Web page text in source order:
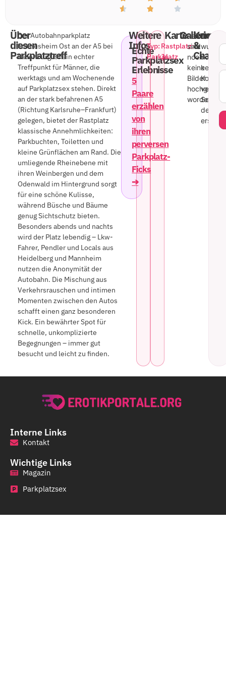
Über
diesen
Parkplatztreff
Der Autobahnparkplatz
Schriesheim Ost an der A5 bei
Ladenburg ist ein echter
Treffpunkt für Männer, die
werktags und am Wochenende
auf Parkplatzsex stehen. Direkt
an der stark befahrenen A5
(Richtung Karlsruhe–Frankfurt)
gelegen, bietet der Rastplatz
klassische Annehmlichkeiten:
Parkbuchten, Toiletten und
kleine Grünflächen am Rand. Die
umliegende Rheinebene mit
ihren Weinbergen und dem
Odenwald im Hintergrund sorgt
für eine schöne Kulisse,
während Büsche und Bäume
genug Sichtschutz bieten.
Besonders abends und nachts
wird der Platz lebendig – Lkw-
Fahrer, Pendler und Locals aus
Heidelberg und Mannheim
nutzen die Anonymität der
Autobahn. Die Mischung aus
Verkehrsrauschen und intimen
Momenten zwischen den Autos
schafft einen ganz besonderen
Kick. Ein bewährter Spot für
schnelle, unkomplizierte
Begegnungen – immer gut
besucht und leicht zu finden.
Echte
Parkplatzsex
Erlebnisse
5
Paare
erzählen
von
ihren
perversen
Parkplatz-
Ficks
➔
Weitere
InfosTyp:
Parkplatz
Rastplatz:
Ja
KarteGallerie
Leider
sind
noch
keine
Bilder
worden.
&
Chat
Es
wurde
noch
kein
Sei
der
erste!
Interne Links
Kontakt
Wichtige Links
Magazin
Parkplatzsex